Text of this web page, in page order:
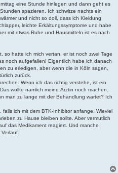
eine Stunde hinlegen und dann geht es
spazieren. Ich schwitze nachts ein
und nicht so doll, dass ich Kleidung
leichte Erkältungssymptome und habe
mit etwas Ruhe und Hausmitteln ist es nach
so hatte ich mich vertan, er ist noch zwei Tage
noch aufgefallen! Eigentlich habe ich danach
zu erledigen, aber wenn die in Köln sagen,
zurück.
Wenn ich das richtig verstehe, ist ein
wollte nämlich meine Ärztin noch machen.
man zu lange mit der Behandlung wartet? Ich
ich mit dem BTK-Inhibitor anfange. Wieviel
zu Hause bleiben sollte. Aber vermutlich
das Medikament reagiert. Und manche